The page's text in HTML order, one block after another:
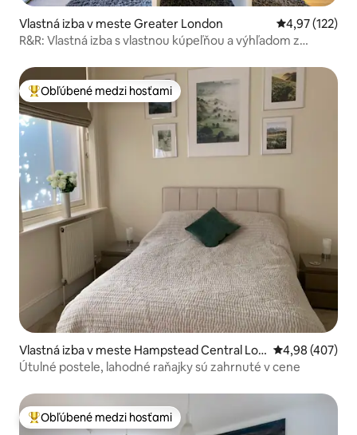
Vlastná izba v meste Greater London Priemerné
4,97 (122)
R&R: Vlastná izba s vlastnou kúpeľňou a výhľadom z
Najobľúbenejšie medzi hosťami
Obľúbené medzi hosťami
Vlastná izba v meste Hampstead Central Lon
don
Priemerné
4,98 (407)
Útulné postele, lahodné raňajky sú zahrnuté v cene
Najobľúbenejšie medzi hosťami
Obľúbené medzi hosťami